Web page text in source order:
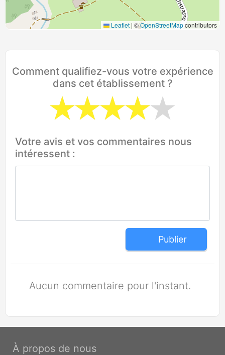
Leaflet | ©OpenStreetMapcontributors
Comment qualifiez-vous votre expérience
dans cet établissement ?
Votre avis et vos commentaires nous
intéressent :
Publier
Aucun commentaire pour l'instant.
À propos de nous